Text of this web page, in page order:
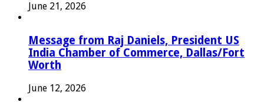
June 21, 2026
Message from Raj Daniels, President US
India Chamber of Commerce, Dallas/Fort
Worth
June 12, 2026